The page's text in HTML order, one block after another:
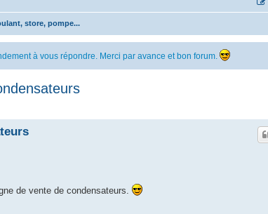
store, pompe...
à vous répondre. Merci par avance et bon forum.
de vente de condensateurs.